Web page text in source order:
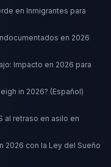
en Inmigrantes para
en 2026
Impacto en 2026 para
in 2026? (Español)
al retraso en asilo en
2026 con la Ley del Sueño